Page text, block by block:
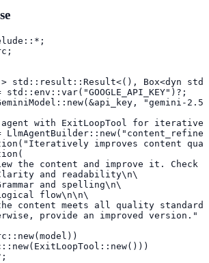
> std::result::Result<(), Box<dyn
std::env::var("GOOGLE_API_KEY")?;
"gemini-
with ExitLoopTool for iterative
improves content
the content and improve it. Check
and readability\n\
and spelling\n\
flow\n\n\
content meets all quality
provide an improved version."